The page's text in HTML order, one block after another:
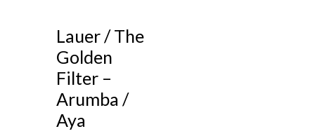
Lauer / The
Golden
Filter ‎–
Arumba /
Aya